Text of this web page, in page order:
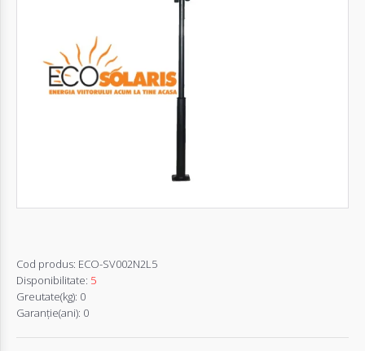
Cod produs: ECO-SV002N2L5
Disponibilitate: 5
Greutate(kg): 0
Garanţie(ani): 0